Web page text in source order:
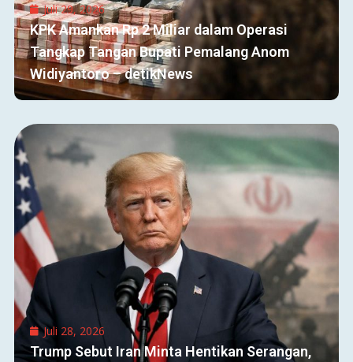
Juli 29, 2026
KPK Amankan Rp 2 Miliar dalam Operasi
Tangkap Tangan Bupati Pemalang Anom
Widiyantoro – detikNews
Juli 28, 2026
Trump Sebut Iran Minta Hentikan Serangan,